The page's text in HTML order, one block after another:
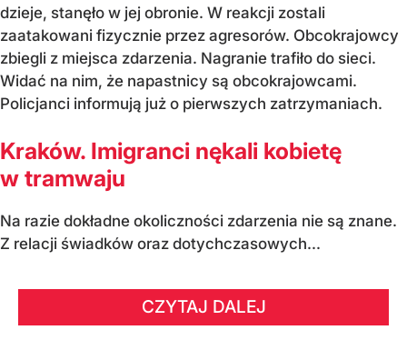
dzieje, stanęło w jej obronie. W reakcji zostali
zaatakowani fizycznie przez agresorów. Obcokrajowcy
zbiegli z miejsca zdarzenia. Nagranie trafiło do sieci.
Widać na nim, że napastnicy są obcokrajowcami.
Policjanci informują już o pierwszych zatrzymaniach.
Kraków. Imigranci nękali kobietę
w tramwaju
Na razie dokładne okoliczności zdarzenia nie są znane.
Z relacji świadków oraz dotychczasowych...
CZYTAJ DALEJ